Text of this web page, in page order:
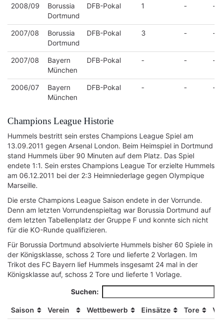
2008/09
Borussia
Dortmund
DFB-Pokal 1 - -
2007/08
Borussia
Dortmund
DFB-Pokal 3 - -
2007/08
Bayern
München
DFB-Pokal - - -
2006/07
Bayern
München
DFB-Pokal - - -
Champions League Historie
Hummels bestritt sein erstes Champions League Spiel am
13.09.2011 gegen Arsenal London. Beim Heimspiel in Dortmund
stand Hummels über 90 Minuten auf dem Platz. Das Spiel
endete 1:1. Sein erstes Champions League Tor erzielte Hummels
am 06.12.2011 bei der 2:3 Heimniederlage gegen Olympique
Marseille.
Die erste Champions League Saison endete in der Vorrunde.
Denn am letzten Vorrundenspieltag war Borussia Dortmund auf
dem letzten Tabellenplatz der Gruppe F und konnte sich nicht
für die KO-Runde qualifizieren.
Für Borussia Dortmund absolvierte Hummels bisher 60 Spiele in
der Königsklasse, schoss 2 Tore und lieferte 2 Vorlagen. Im
Trikot des FC Bayern lief Hummels insgesamt 24 mal in der
Königsklasse auf, schoss 2 Tore und lieferte 1 Vorlage.
Suchen:
Saison Verein Wettbewerb Einsätze Tore